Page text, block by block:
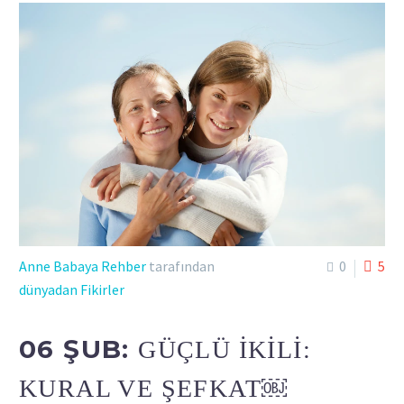
0 5
Anne Babaya Rehber tarafından
dünyadan Fikirler
06 ŞUB: GÜÇLÜ İKİLİ:
KURAL VE ŞEFKAT￼